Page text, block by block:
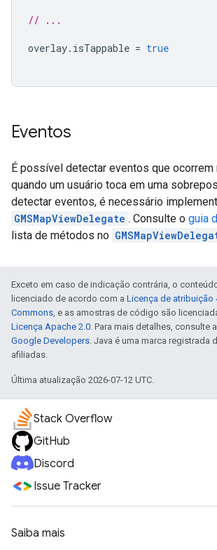
// ...
overlay. isTappable = true
Eventos
É possível detectar eventos que ocorrem
quando um usuário toca em uma
detectar eventos, é necessário
GMSMapViewDelegate . Consulte o guia
lista de métodos no
Exceto em caso de indicação contrária, o
licenciado de acordo com a Licença de atribuição
Commons, e as amostras de código são
Licença Apache 2.0. Para mais detalhes, consulte
Google Developers. Java é uma marca registrada
afiliadas.
Última atualização 2026-07-12 UTC.
Stack Overflow
GitHub
Discord
Issue Tracker
Saiba mais